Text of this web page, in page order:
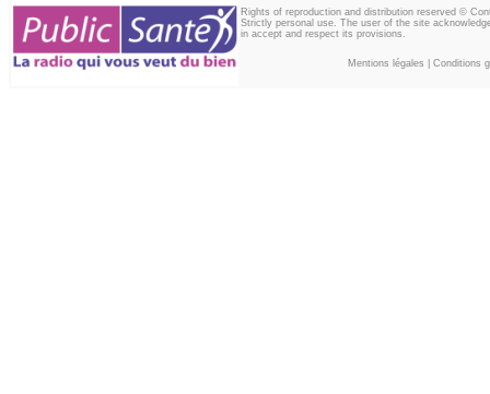
Rights of reproduction and distribution reserved ©
Strictly personal use. The user of the site
in accept and respect its provisions.
Mentions légales Conditions